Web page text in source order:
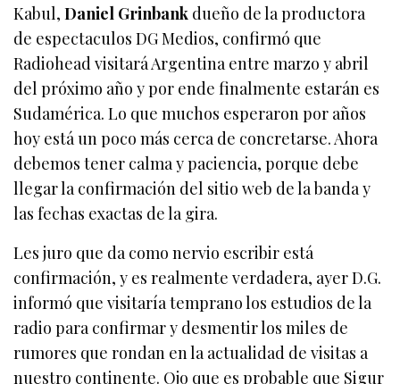
Kabul,Daniel Grinbank dueño de la productora
de espectaculos DG Medios, confirmó que
Radiohead visitará Argentina entre marzo y abril
del próximo año y por ende finalmente estarán es
Sudamérica. Lo que muchos esperaron por años
hoy está un poco más cerca de concretarse. Ahora
debemos tener calma y paciencia, porque debe
llegar la confirmación del sitio web de la banda y
las fechas exactas de la gira.
Les juro que da como nervio escribir está
confirmación, y es realmente verdadera, ayer D.G.
informó que visitaría temprano los estudios de la
radio para confirmar y desmentir los miles de
rumores que rondan en la actualidad de visitas a
nuestro continente. Ojo que es probable que Sigur